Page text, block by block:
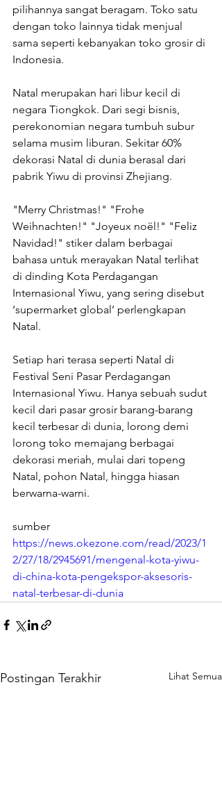
pilihannya sangat beragam. Toko satu
dengan toko lainnya tidak menjual
sama seperti kebanyakan toko grosir di
Indonesia.
Natal merupakan hari libur kecil di
negara Tiongkok. Dari segi bisnis,
perekonomian negara tumbuh subur
selama musim liburan. Sekitar 60%
dekorasi Natal di dunia berasal dari
pabrik Yiwu di provinsi Zhejiang.
"Merry Christmas!" "Frohe
Weihnachten!" "Joyeux noël!" "Feliz
Navidad!" stiker dalam berbagai
bahasa untuk merayakan Natal terlihat
di dinding Kota Perdagangan
Internasional Yiwu, yang sering disebut
‘supermarket global’ perlengkapan
Natal.
Setiap hari terasa seperti Natal di
Festival Seni Pasar Perdagangan
Internasional Yiwu. Hanya sebuah sudut
kecil dari pasar grosir barang-barang
kecil terbesar di dunia, lorong demi
lorong toko memajang berbagai
dekorasi meriah, mulai dari topeng
Natal, pohon Natal, hingga hiasan
berwarna-warni.
sumber
https://news.okezone.com/read/2023/1
2/27/18/2945691/mengenal-kota-yiwu-
di-china-kota-pengekspor-aksesoris-
natal-terbesar-di-dunia
Postingan Terakhir Lihat Semua